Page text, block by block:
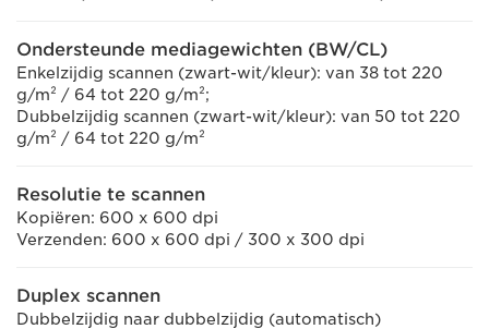
Ondersteunde mediagewichten (BW/CL)
Enkelzijdig scannen (zwart-wit/kleur): van 38 tot 220
g/m² / 64 tot 220 g/m²;
Dubbelzijdig scannen (zwart-wit/kleur): van 50 tot 220
g/m² / 64 tot 220 g/m²
Resolutie te scannen
Kopiëren: 600 x 600 dpi
Verzenden: 600 x 600 dpi / 300 x 300 dpi
Duplex scannen
Dubbelzijdig naar dubbelzijdig (automatisch)